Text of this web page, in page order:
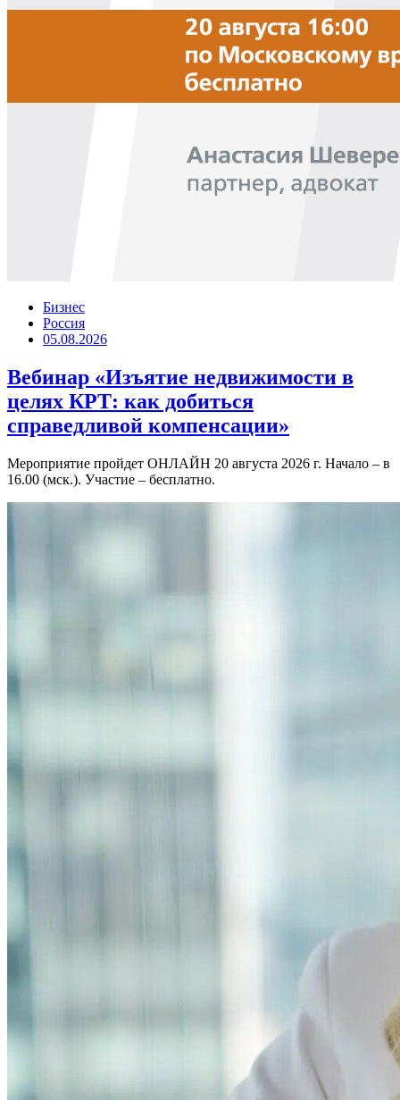
Бизнес
Россия
05.08.2026
Вебинар «Изъятие недвижимости в
целях КРТ: как добиться
справедливой компенсации»
Мероприятие пройдет ОНЛАЙН 20 августа 2026 г. Начало – в
16.00 (мск.). Участие – бесплатно.